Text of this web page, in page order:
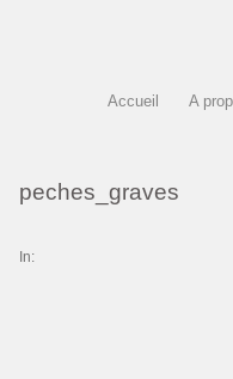
Accueil A
peches_graves
In: